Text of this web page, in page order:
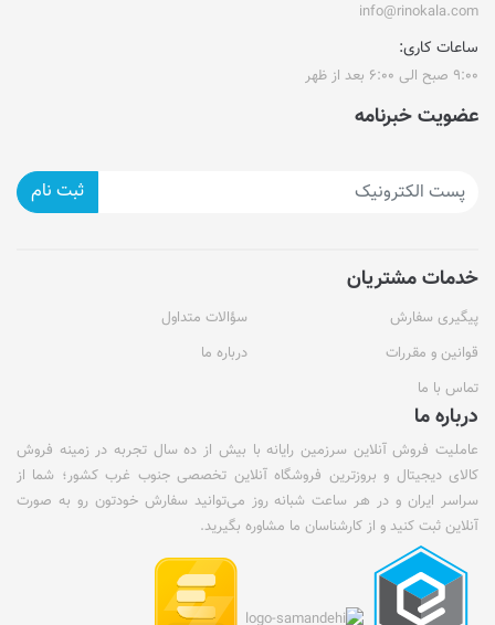
info@rinokala.com
ساعات کاری:
۹:۰۰ صبح الی ۶:۰۰ بعد از ظهر
عضویت خبرنامه
ثبت نام
خدمات مشتریان
پیگیری سفارش
سؤالات متداول
قوانین و مقررات
درباره ما
تماس با ما
درباره ما
عاملیت فروش آنلاین سرزمین رایانه با بیش از ده سال تجربه در زمینه فروش
کالای دیجیتال و بروزترین فروشگاه آنلاین تخصصی جنوب غرب کشور؛ شما از
سراسر ایران و در هر ساعت شبانه روز می‌توانید سفارش خودتون رو به صورت
آنلاین ثبت کنید و از کارشناسان ما مشاوره بگیرید.